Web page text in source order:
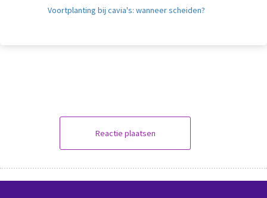
Voortplanting bij cavia's: wanneer scheiden?
Reactie plaatsen